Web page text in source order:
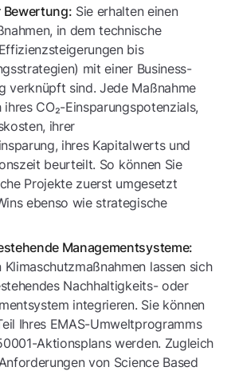
Sie erhalten einen
in dem technische
bis
mit einer Business-
verknüpft sind. Jede Maßnahme
CO₂-Einsparungspotenzials,
ihrer
ihres Kapitalwerts und
beurteilt. So können Sie
Projekte zuerst umgesetzt
ebenso wie strategische
Managementsysteme:
lassen sich
Nachhaltigkeits- oder
integrieren. Sie können
Ihres EMAS-Umweltprogramms
Aktionsplans werden. Zugleich
von Science Based